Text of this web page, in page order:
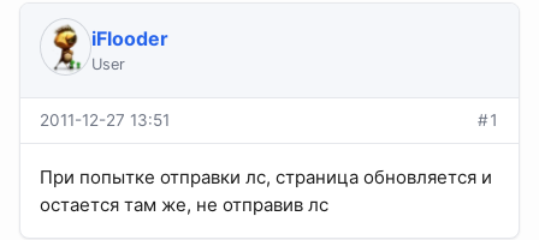
iFlooder
User
2011-12-27 13:51 #1
При попытке отправки лс, страница обновляется и
остается там же, не отправив лс